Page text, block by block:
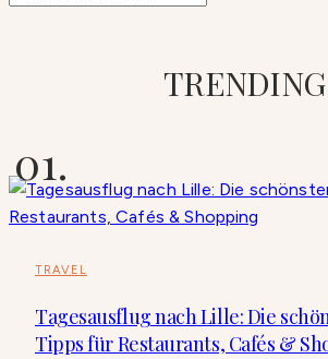
TRENDING
TRAVEL
Tagesausflug nach Lille: Die
Tipps für Restaurants, Cafés &